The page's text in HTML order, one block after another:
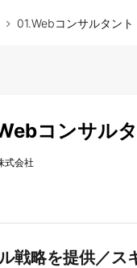
01.Webコンサルタント
コンサル
式会社
戦略を提供／